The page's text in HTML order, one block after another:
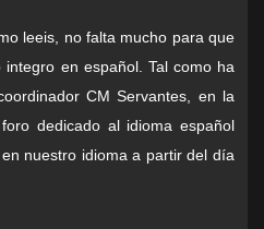
leeis, no falta mucho para que
en español. Tal como ha
CM Servantes, en la
dedicado al idioma español
nuestro idioma a partir del día